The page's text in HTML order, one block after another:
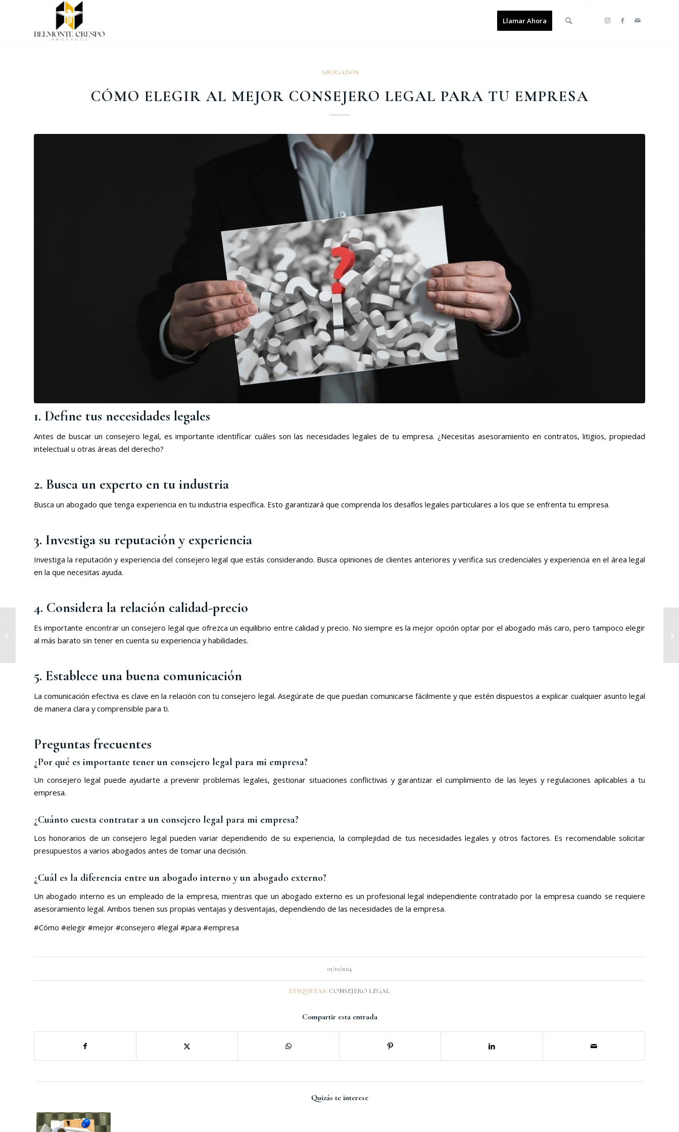
Llamar Ahora
ABOGADOS
CÓMO ELEGIR AL MEJOR CONSEJERO LEGAL PARA TU EMPRESA
1. Define tus necesidades legales
Antes de buscar un consejero legal, es importante identificar cuáles son las necesidades legales de tu empresa. ¿Necesitas asesoramiento en contratos, litigios, propiedad
intelectual u otras áreas del derecho?
2. Busca un experto en tu industria
Busca un abogado que tenga experiencia en tu industria específica. Esto garantizará que comprenda los desafíos legales particulares a los que se enfrenta tu empresa.
3. Investiga su reputación y experiencia
Investiga la reputación y experiencia del consejero legal que estás considerando. Busca opiniones de clientes anteriores y verifica sus credenciales y experiencia en el área legal
en la que necesitas ayuda.
4. Considera la relación calidad-precio
Es importante encontrar un consejero legal que ofrezca un equilibrio entre calidad y precio. No siempre es la mejor opción optar por el abogado más caro, pero tampoco elegir
al más barato sin tener en cuenta su experiencia y habilidades.
5. Establece una buena comunicación
La comunicación efectiva es clave en la relación con tu consejero legal. Asegúrate de que puedan comunicarse fácilmente y que estén dispuestos a explicar cualquier asunto legal
de manera clara y comprensible para ti.
Preguntas frecuentes
¿Por qué es importante tener un consejero legal para mi empresa?
Un consejero legal puede ayudarte a prevenir problemas legales, gestionar situaciones conflictivas y garantizar el cumplimiento de las leyes y regulaciones aplicables a tu
empresa.
¿Cuánto cuesta contratar a un consejero legal para mi empresa?
Los honorarios de un consejero legal pueden variar dependiendo de su experiencia, la complejidad de tus necesidades legales y otros factores. Es recomendable solicitar
presupuestos a varios abogados antes de tomar una decisión.
¿Cuál es la diferencia entre un abogado interno y un abogado externo?
Un abogado interno es un empleado de la empresa, mientras que un abogado externo es un profesional legal independiente contratado por la empresa cuando se requiere
asesoramiento legal. Ambos tienen sus propias ventajas y desventajas, dependiendo de las necesidades de la empresa.
#Cómo #elegir #mejor #consejero #legal #para #empresa
01/10/2024
ETIQUETAS: CONSEJERO LEGAL
Compartir esta entrada
Quizás te interese
el rol del defensor
legal en la protección